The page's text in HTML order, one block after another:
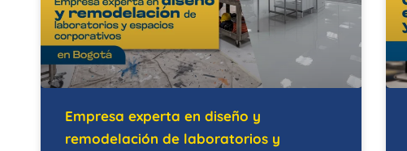
Empresa experta en diseño y
remodelación de laboratorios y